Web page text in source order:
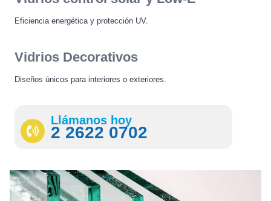
Eficiencia energética y protección UV.
Vidrios Decorativos
Diseños únicos para interiores o exteriores.
Llámanos hoy
2 2622 0702